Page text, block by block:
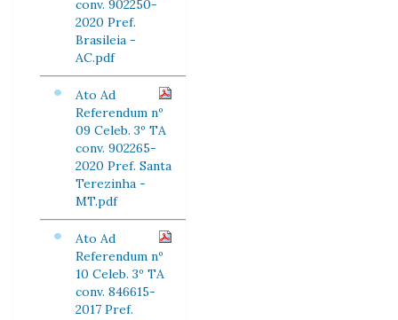
conv. 902250-
2020 Pref.
Brasileia -
AC.pdf
Ato Ad
Referendum nº
09 Celeb. 3º TA
conv. 902265-
2020 Pref. Santa
Terezinha -
MT.pdf
Ato Ad
Referendum nº
10 Celeb. 3º TA
conv. 846615-
2017 Pref.